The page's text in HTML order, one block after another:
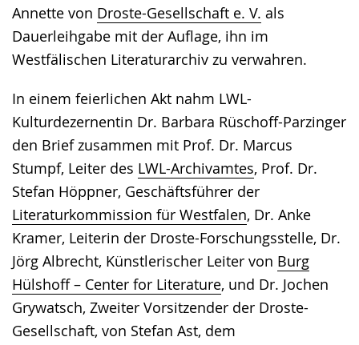
Annette von Droste-Gesellschaft e. V. als
Dauerleihgabe mit der Auflage, ihn im
Westfälischen Literaturarchiv zu verwahren.
In einem feierlichen Akt nahm LWL-
Kulturdezernentin Dr. Barbara Rüschoff-Parzinger
den Brief zusammen mit Prof. Dr. Marcus
Stumpf, Leiter des LWL-Archivamtes, Prof. Dr.
Stefan Höppner, Geschäftsführer der
Literaturkommission für Westfalen, Dr. Anke
Kramer, Leiterin der Droste-Forschungsstelle, Dr.
Jörg Albrecht, Künstlerischer Leiter von Burg
Hülshoff – Center for Literature, und Dr. Jochen
Grywatsch, Zweiter Vorsitzender der Droste-
Gesellschaft, von Stefan Ast, dem